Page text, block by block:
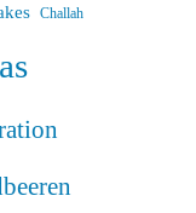
Challah